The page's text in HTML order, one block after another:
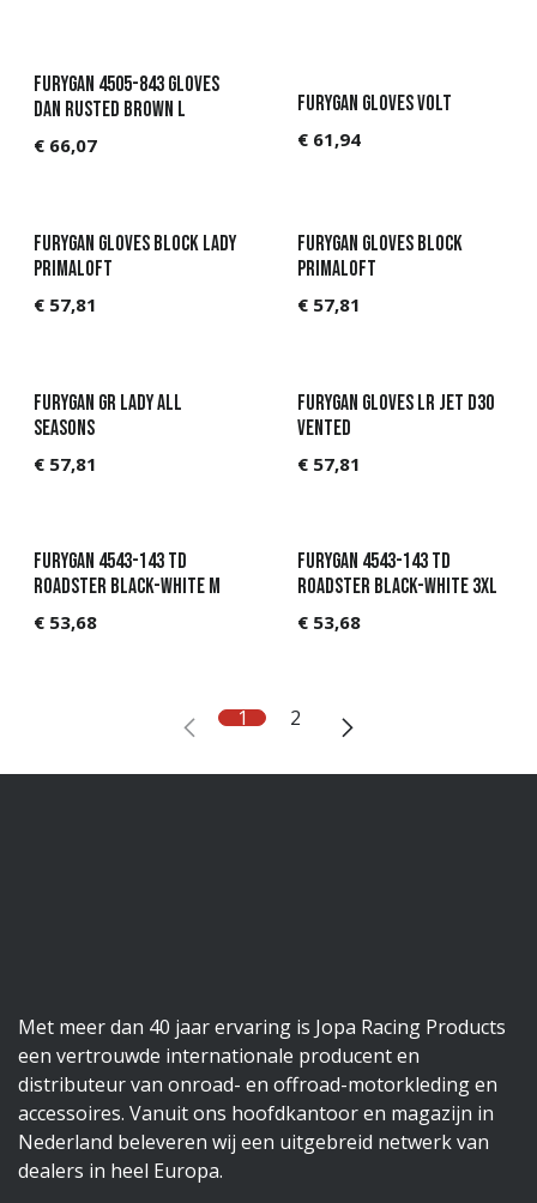
Furygan 4505-843 Gloves
Dan Rusted brown L
€ 66,07
Furygan Gloves Volt
€ 61,94
Furygan Gloves Block Lady
Primaloft
€ 57,81
Furygan Gloves Block
Primaloft
€ 57,81
Furygan GR Lady All
Seasons
€ 57,81
Furygan Gloves LR Jet D3O
Vented
€ 57,81
Furygan 4543-143 TD
Roadster Black-White M
€ 53,68
Furygan 4543-143 TD
Roadster Black-White 3XL
€ 53,68
1 2
Met meer dan 40 jaar ervaring is Jopa Racing Products
een vertrouwde internationale producent en
distributeur van onroad- en offroad-motorkleding en
accessoires. Vanuit ons hoofdkantoor en magazijn in
Nederland beleveren wij een uitgebreid netwerk van
dealers in heel Europa.